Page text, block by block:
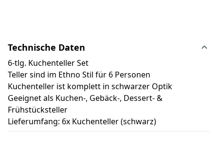
Technische Daten
6-tlg. Kuchenteller Set
Teller sind im Ethno Stil für 6 Personen
Kuchenteller ist komplett in schwarzer Optik
Geeignet als Kuchen-, Gebäck-, Dessert- &
Frühstücksteller
Lieferumfang: 6x Kuchenteller (schwarz)